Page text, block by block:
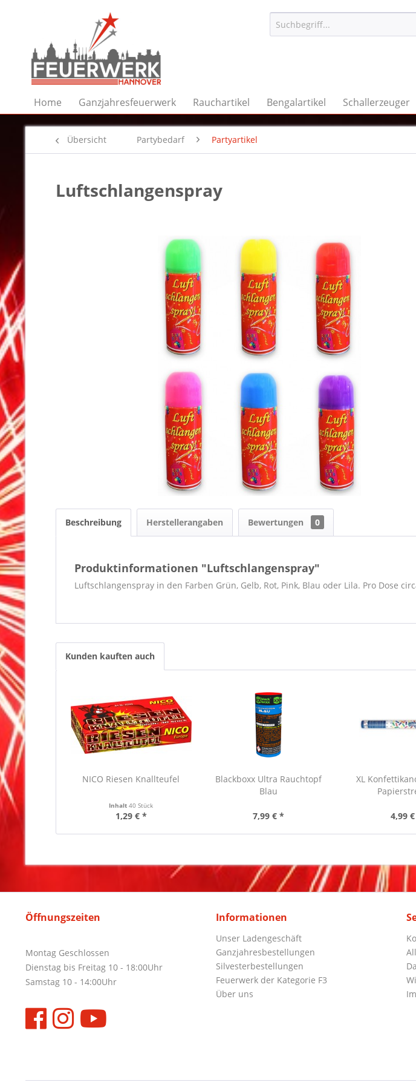
Home Ganzjahresfeuerwerk Rauchartikel Bengalartikel Schallerzeuger
Übersicht Partybedarf Partyartikel
Luftschlangenspray
Beschreibung Herstellerangaben Bewertungen 0
Produktinformationen "Luftschlangenspray"
Luftschlangenspray in den Farben Grün, Gelb, Rot, Pink, Blau oder Lila. Pro Dose
Kunden kauften auch
NICO Riesen Knallteufel
Inhalt40 Stück
1,29 € *
Blackboxx Ultra Rauchtopf
Blau
7,99 € *
XL
4,99
Öffnungszeiten
Montag Geschlossen
Dienstag bis Freitag 10 - 18:00Uhr
Samstag 10 - 14:00Uhr
Informationen
Unser Ladengeschäft
Ganzjahresbestellungen
Silvesterbestellungen
Feuerwerk der Kategorie F3
Über uns